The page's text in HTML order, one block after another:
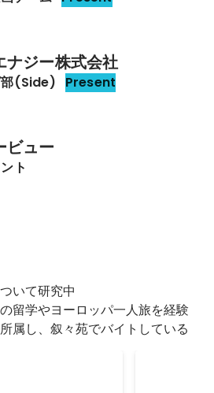
ナジー株式会社
部(Side) Present
ビュー
ト
いて研究中
留学やヨーロッパ一人旅を経験
属し、叙々苑でバイトしている